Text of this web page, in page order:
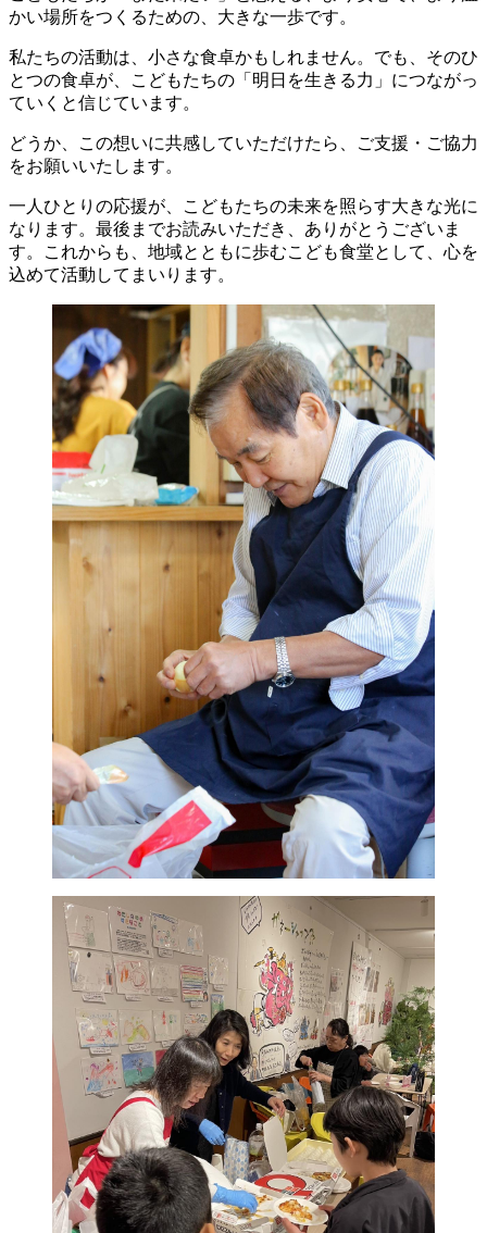
かい場所をつくるための、大きな一歩です。
私たちの活動は、小さな食卓かもしれません。でも、そのひ
とつの食卓が、こどもたちの「明日を生きる力」につながっ
ていくと信じています。
どうか、この想いに共感していただけたら、ご支援・ご協力
をお願いいたします。
一人ひとりの応援が、こどもたちの未来を照らす大きな光に
なります。最後までお読みいただき、ありがとうございま
す。これからも、地域とともに歩むこども食堂として、心を
込めて活動してまいります。